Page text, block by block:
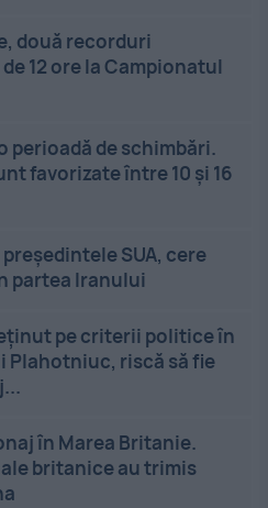
două recorduri
12 ore la Campionatul
perioadă de schimbări.
favorizate între 10 și 16
SUA, cere
partea Iranului
pe criterii politice în
Plahotniuc, riscă să fie
în Marea Britanie.
britanice au trimis